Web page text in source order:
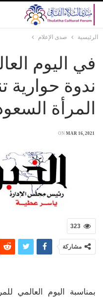
الرئيسية صدى الإعلام
في اليوم
ندوة حوارية
المرأة
ON MAR 16, 2021
323
مشاركة
بمناسبة اليوم العالمي